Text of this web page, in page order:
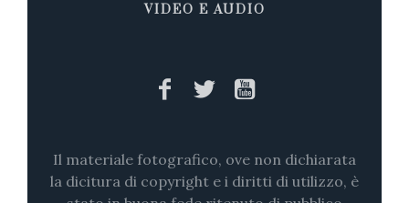
VIDEO E AUDIO
Il materiale fotografico, ove non dichiarata
la dicitura di copyright e i diritti di utilizzo, è